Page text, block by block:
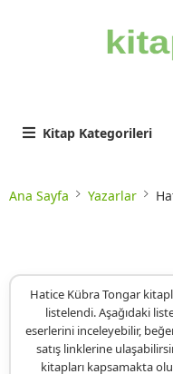
Kitap Kategorileri
Ana Sayfa Yazarlar
Hatice Kübra Tongar
listelendi. Aşağıdaki
eserlerini inceleyebilir,
satış linklerine
kitapları kapsamakta